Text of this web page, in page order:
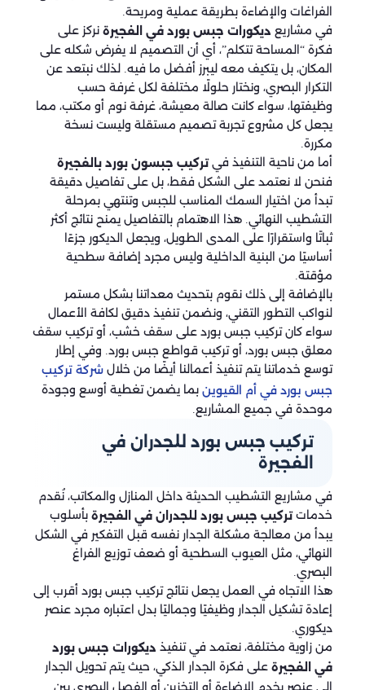
الفراغات والإضاءة بطريقة عملية ومريحة.
في مشاريع ديكورات جبس بورد في الفجيرة نركز على
فكرة “المساحة تتكلم”، أي أن التصميم لا يفرض شكله على
المكان، بل يتكيف معه ليبرز أفضل ما فيه. لذلك نبتعد عن
التكرار البصري، ونختار حلولًا مختلفة لكل غرفة حسب
وظيفتها، سواء كانت صالة معيشة، غرفة نوم أو مكتب، مما
يجعل كل مشروع تجربة تصميم مستقلة وليست نسخة
مكررة.
أما من ناحية التنفيذ فيتركيب جبسون بورد بالفجيرة
فنحن لا نعتمد على الشكل فقط، بل على تفاصيل دقيقة
تبدأ من اختيار السمك المناسب للجبس وتنتهي بمرحلة
التشطيب النهائي. هذا الاهتمام بالتفاصيل يمنح نتائج أكثر
ثباتًا واستقرارًا على المدى الطويل، ويجعل الديكور جزءًا
أساسيًا من البنية الداخلية وليس مجرد إضافة سطحية
مؤقتة.
بالإضافة إلى ذلك نقوم بتحديث معداتنا بشكل مستمر
لنواكب التطور التقني، ونضمن تنفيذ دقيق لكافة الأعمال
سواء كان تركيب جبس بورد على سقف خشب، أو تركيب سقف
معلق جبس بورد، أو تركيب قواطع جبس بورد. وفي إطار
توسع خدماتنا يتم تنفيذ أعمالنا أيضًا من خلال شركة تركيب
جبس بورد في أم القيوين بما يضمن تغطية أوسع وجودة
موحدة في جميع المشاريع.
تركيب جبس بورد للجدران في
الفجيرة
في مشاريع التشطيب الحديثة داخل المنازل والمكاتب، نُقدم
خدماتتركيب جبس بورد للجدران في الفجيرة بأسلوب
يبدأ من معالجة مشكلة الجدار نفسه قبل التفكير في الشكل
النهائي، مثل العيوب السطحية أو ضعف توزيع الفراغ
البصري.
هذا الاتجاه في العمل يجعل نتائج تركيب جبس بورد أقرب إلى
إعادة تشكيل الجدار وظيفيًا وجماليًا بدل اعتباره مجرد عنصر
ديكوري.
من زاوية مختلفة، نعتمد في تنفيذ ديكورات جبس بورد
في الفجيرة على فكرة الجدار الذكي، حيث يتم تحويل الجدار
إلى عنصر يخدم الإضاءة أو التخزين أو الفصل البصري بين